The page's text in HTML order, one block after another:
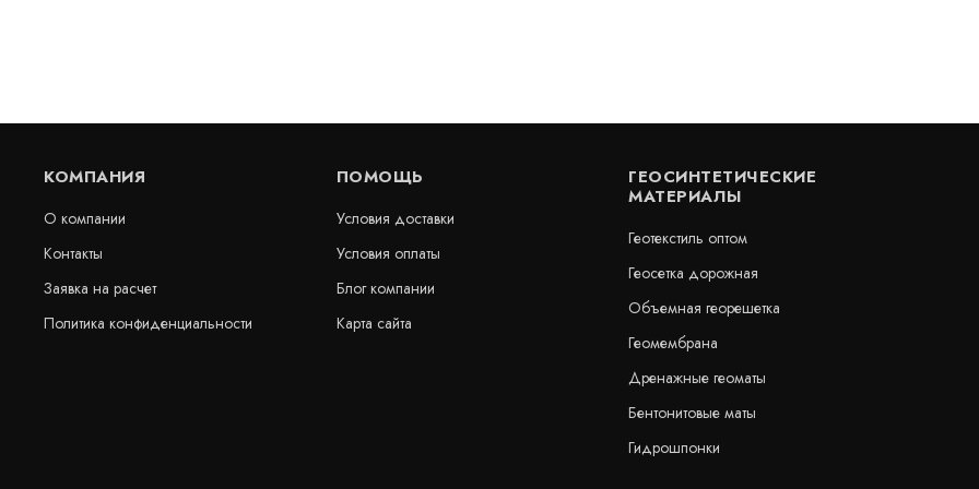
битум-ПВХ
КУПИТЬ
Гидрошпонка Sika AK-19
цена по запросу
КОМПАНИЯ
О компании
Контакты
Заявка на расчет
Политика конфиденциальности
ПОМОЩЬ
Условия доставки
Условия оплаты
Блог компании
Карта сайта
ГЕОСИНТЕТИЧЕСКИЕ
МАТЕРИАЛЫ
Геотекстиль оптом
Геосетка дорожная
Объемная георешетка
Геомембрана
Дренажные геоматы
Бентонитовые маты
Гидрошпонки